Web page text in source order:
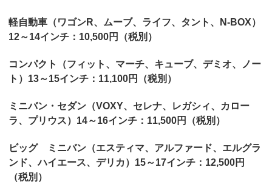
軽自動車（ワゴンR、ムーブ、ライフ、タント、N-BOX）
12～14インチ：10,500円（税別）
コンパクト（フィット、マーチ、キューブ、デミオ、ノー
ト）13～15インチ：11,100円（税別）
ミニバン・セダン（VOXY、セレナ、レガシィ、カロー
ラ、プリウス）14～16インチ：11,500円（税別）
ビッグ ミニバン（エスティマ、アルファード、エルグラ
ンド、ハイエース、デリカ）15～17インチ：12,500円
（税別）